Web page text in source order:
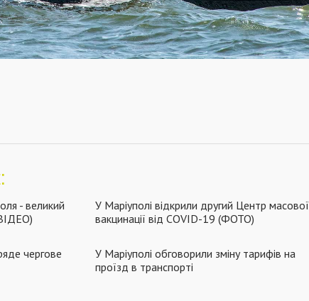
- великий
У Маріуполі відкрили другий Центр масової
вакцинації від COVID-19 (ФОТО)
чергове
У Маріуполі обговорили зміну тарифів на
проїзд в транспорті